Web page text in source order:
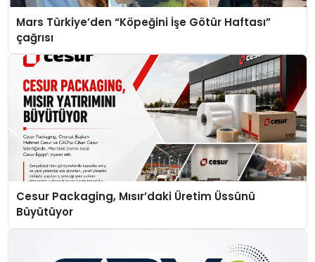
Mars Türkiye’den “Köpeğini İşe Götür Haftası”
çağrısı
Cesur Packaging, Mısır’daki Üretim Üssünü
Büyütüyor